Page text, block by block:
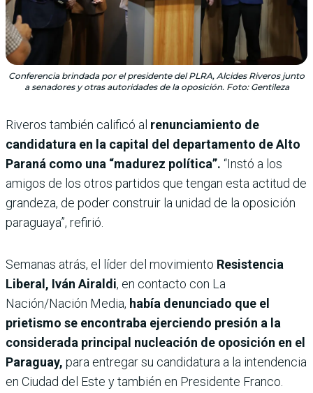
Conferencia brindada por el presidente del PLRA, Alcides Riveros junto
a senadores y otras autoridades de la oposición. Foto: Gentileza
Riveros también calificó al renunciamiento de
candidatura en la capital del departamento de Alto
Paraná como una “madurez política”. “Instó a los
amigos de los otros partidos que tengan esta actitud de
grandeza, de poder construir la unidad de la oposición
paraguaya”, refirió.
Semanas atrás, el líder del movimiento Resistencia
Liberal, Iván Airaldi, en contacto con La
Nación/Nación Media, había denunciado que el
prietismo se encontraba ejerciendo presión a la
considerada principal nucleación de oposición en el
Paraguay, para entregar su candidatura a la intendencia
en Ciudad del Este y también en Presidente Franco.